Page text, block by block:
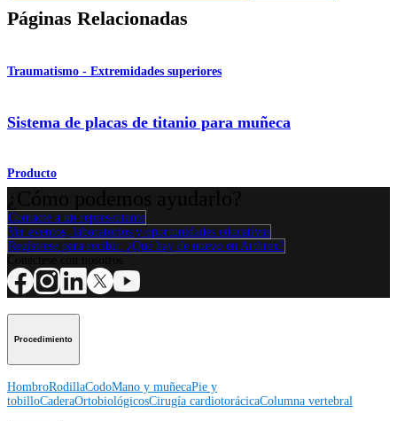
Páginas Relacionadas
Traumatismo - Extremidades superiores
Sistema de placas de titanio para muñeca
Producto
Contacte a un representante
Ver eventos, laboratorios y oportunidades educativas
Regístrese para recibir: ¿Qué hay de nuevo en Arthrex?
Procedimiento
HombroRodillaCodoMano y muñecaPie y
tobilloCaderaOrtobiológicosCirugía cardiotorácicaColumna vertebral